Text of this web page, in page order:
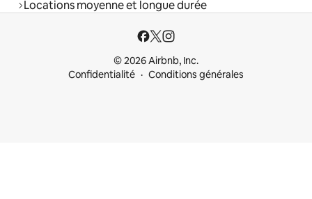
Locations moyenne et longue durée
© 2026 Airbnb, Inc.
Confidentialité
Conditions générales